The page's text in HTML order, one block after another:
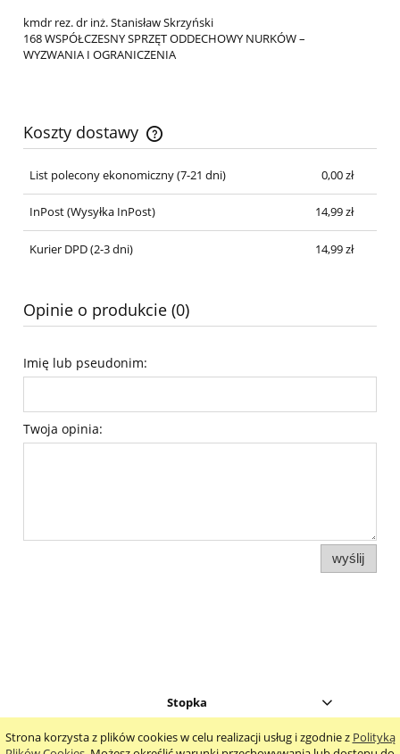
Strona korzysta z plików cookies w celu realizacji usług i zgodnie z Polityką
kmdr rez. dr inż. Stanisław Skrzyński
168 WSPÓŁCZESNY SPRZĘT ODDECHOWY NURKÓW –
WYZWANIA I OGRANICZENIA
Koszty dostawy
Cena nie zawiera ewentualnych kosztów płatności
List polecony ekonomiczny (7-21 dni)
0,00 zł
InPost(Wysyłka InPost) 14,99 zł
Kurier DPD (2-3 dni) 14,99 zł
Opinie o produkcie (0)
Imię lub pseudonim:
Twoja opinia:
wyślij
Stopka